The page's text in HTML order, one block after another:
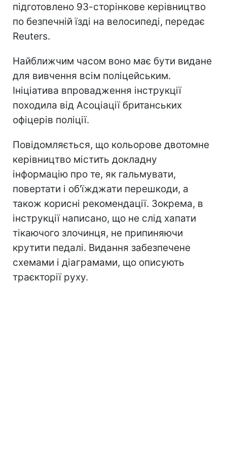
підготовлено 93-сторінкове керівництво
по безпечній їзді на велосипеді, передає
Reuters.
Найближчим часом воно має бути видане
для вивчення всім поліцейським.
Ініціатива впровадження інструкції
походила від Асоціації британських
офіцерів поліції.
Повідомляється, що кольорове двотомне
керівництво містить докладну
інформацію про те, як гальмувати,
повертати і об'їжджати перешкоди, а
також корисні рекомендації. Зокрема, в
інструкції написано, що не слід хапати
тікаючого злочинця, не припиняючи
крутити педалі. Видання забезпечене
схемами і діаграмами, що описують
траєкторії руху.